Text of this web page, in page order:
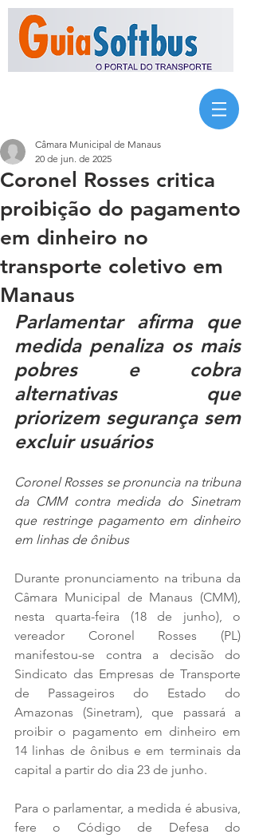
Coronel Rosses critica
proibição do pagamento
em dinheiro no
transporte coletivo em
Manaus
Câmara Municipal de Manaus
20 de jun. de 2025
Parlamentar afirma que
medida penaliza os mais
pobres e cobra
alternativas que
priorizem segurança sem
excluir usuários
Coronel Rosses se pronuncia na tribuna
da CMM contra medida do Sinetram
que restringe pagamento em dinheiro
em linhas de ônibus
Durante pronunciamento na tribuna da
Câmara Municipal de Manaus (CMM),
nesta quarta-feira (18 de junho), o
vereador Coronel Rosses (PL)
manifestou-se contra a decisão do
Sindicato das Empresas de Transporte
de Passageiros do Estado do
Amazonas (Sinetram), que passará a
proibir o pagamento em dinheiro em
14 linhas de ônibus e em terminais da
capital a partir do dia 23 de junho.
Para o parlamentar, a medida é abusiva,
fere o Código de Defesa do